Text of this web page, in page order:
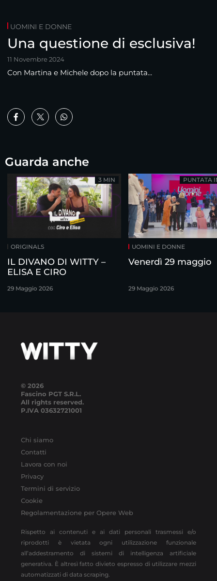
UOMINI E DONNE
Una questione di esclusiva!
11 Novembre 2024
Con Martina e Michele dopo la puntata...
Guarda anche
ORIGINALS
IL DIVANO DI WITTY –
ELISA E CIRO
29 Maggio 2026
3 MIN
UOMINI E DONNE
Venerdì 29 maggio
29 Maggio 2026
PUNTATA
© 2026
Fascino PGT S.R.L.
All rights reserved.
P.IVA 03632721001
Chi siamo
Contatti
Lavora con noi
Privacy
Termini di servizio
Cookie
Regolamentazione per Opere Web
Rispetto ai contenuti e ai dati personali trasmessi e/o
riprodotti è vietata ogni utilizzazione funzionale
all’addestramento di sistemi di intelligenza artificiale
generativa. È altresì fatto divieto espresso di utilizzare mezzi
automatizzati di data scraping.